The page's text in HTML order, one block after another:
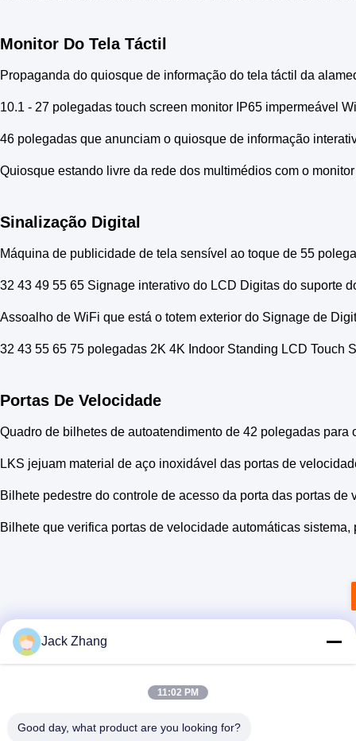
Monitor Do Tela Táctil
Propaganda do quiosque de informação do tela táctil da
10.1 - 27 polegadas touch screen monitor IP65 impermeável
46 polegadas que anunciam o quiosque de informação
Quiosque estando livre da rede dos multimédios com o
Sinalização Digital
Máquina de publicidade de tela sensível ao toque de 55
32 43 49 55 65 Signage interativo do LCD Digitas do suporte
Assoalho de WiFi que está o totem exterior do Signage de
32 43 55 65 75 polegadas 2K 4K Indoor Standing LCD
Portas De Velocidade
Quadro de bilhetes de autoatendimento de 42 polegadas para
LKS jejuam material de aço inoxidável das portas de
Bilhete pedestre do controle de acesso da porta das portas
Bilhete que verifica portas de velocidade automáticas
Jack Zhang
11:02 PM
Good day, what product are you looking for?